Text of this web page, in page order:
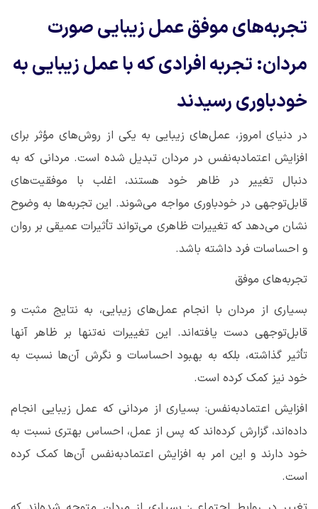
تجربه‌های موفق عمل زیبایی صورت
مردان: تجربه افرادی که با عمل زیبایی به
خودباوری رسیدند
در دنیای امروز، عمل‌های زیبایی به یکی از روش‌های مؤثر برای
افزایش اعتمادبه‌نفس در مردان تبدیل شده است. مردانی که به
دنبال تغییر در ظاهر خود هستند، اغلب با موفقیت‌های
قابل‌توجهی در خودباوری مواجه می‌شوند. این تجربه‌ها به وضوح
نشان می‌دهد که تغییرات ظاهری می‌تواند تأثیرات عمیقی بر روان
و احساسات فرد داشته باشد.
تجربه‌های موفق
بسیاری از مردان با انجام عمل‌های زیبایی، به نتایج مثبت و
قابل‌توجهی دست یافته‌اند. این تغییرات نه‌تنها بر ظاهر آنها
تأثیر گذاشته، بلکه به بهبود احساسات و نگرش آن‌ها نسبت به
خود نیز کمک کرده است.
افزایش اعتمادبه‌نفس: بسیاری از مردانی که عمل زیبایی انجام
داده‌اند، گزارش کرده‌اند که پس از عمل، احساس بهتری نسبت به
خود دارند و این امر به افزایش اعتمادبه‌نفس آن‌ها کمک کرده
است.